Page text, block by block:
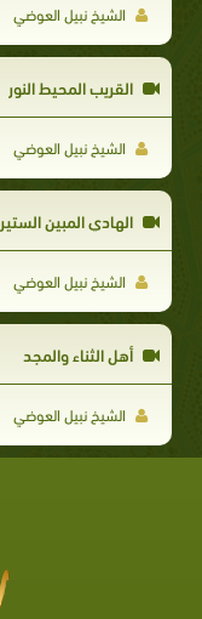
الشيخ نبيل العوضي
القريب المحيط النور
الشيخ نبيل العوضي
الهادي المبين الستير
الشيخ نبيل العوضي
أهل الثناء والمجد
الشيخ نبيل العوضي